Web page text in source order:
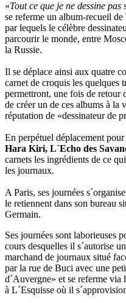
«Tout ce que je ne dessine pas
se referme un album-recueil
par lequels le célèbre
parcourir le monde, entre
la Russie.
Il se déplace ainsi aux quatre
carnet de croquis les quelques
permettront, une fois de retour
de créer un de ces albums à la
réputation de «dessinateur de
En perpétuel déplacement
Hara Kiri, L´Echo des
carnets les ingrédients de ce
les journaux.
A Paris, ses journées
le retiennent dans son bureau
Germain.
Ses journées sont laborieuses
cours desquelles il s´autorise
marchand de journaux situé
par la rue de Buci avec une
d´Auvergne» et se referme
à L´Esquisse où il